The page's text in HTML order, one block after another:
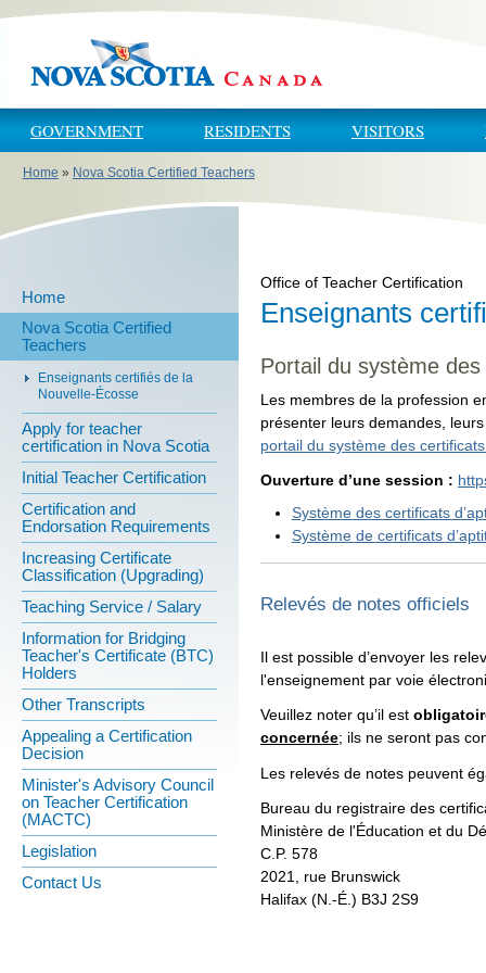
Skip to main content
Skip to navigation
GOVERNMENT RESIDENTS VISITORS
You are here
Home » Nova Scotia Certified Teachers
Home
Nova Scotia Certified
Teachers
Enseignants certifiés de la
Nouvelle-Écosse
Apply for teacher
certification in Nova Scotia
Initial Teacher Certification
Certification and
Endorsation Requirements
Increasing Certificate
Classification (Upgrading)
Teaching Service / Salary
Information for Bridging
Teacher's Certificate (BTC)
Holders
Other Transcripts
Appealing a Certification
Decision
Minister's Advisory Council
on Teacher Certification
(MACTC)
Legislation
Contact Us
Office of Teacher Certification
Enseignants
Portail du système des
Les membres de la profession
présenter leurs demandes,
portail du système des
Ouverture d’une session :
Système des certificats
Système de certificats
Relevés de notes officiels
Il est possible d’envoyer les
l'enseignement par voie
Veuillez noter qu’il est
concernée; ils ne seront pas
Les relevés de notes peuvent
Bureau du registraire des
Ministère de l'Éducation et du
C.P. 578
2021, rue Brunswick
Halifax (N.-É.) B3J 2S9